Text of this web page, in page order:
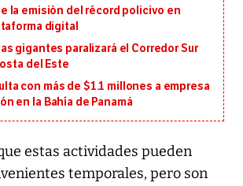
la emisión del récord policivo en
digital
gigantes paralizará el Corredor Sur
del Este
con más de $1.1 millones a empresa
en la Bahía de Panamá
estas actividades pueden
temporales, pero son